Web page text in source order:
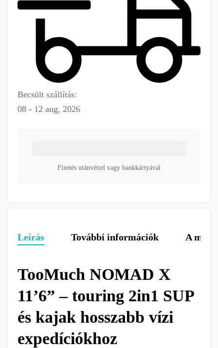
Becsült szállítás:
08 - 12 aug, 2026
Fizetés utánvéttel vagy bankkártyával
Leírás További információk A
TooMuch NOMAD X
11’6” – touring 2in1 SUP
és kajak hosszabb vízi
expedíciókhoz